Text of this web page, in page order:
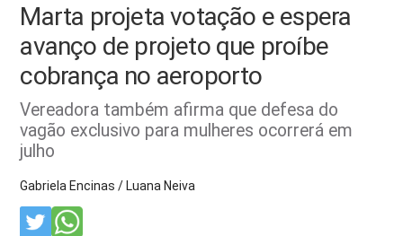
Marta projeta votação e espera
avanço de projeto que proíbe
cobrança no aeroporto
Vereadora também afirma que defesa do
vagão exclusivo para mulheres ocorrerá em
julho
Gabriela Encinas / Luana Neiva